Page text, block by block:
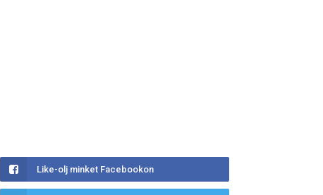
Like-olj minket Facebookon